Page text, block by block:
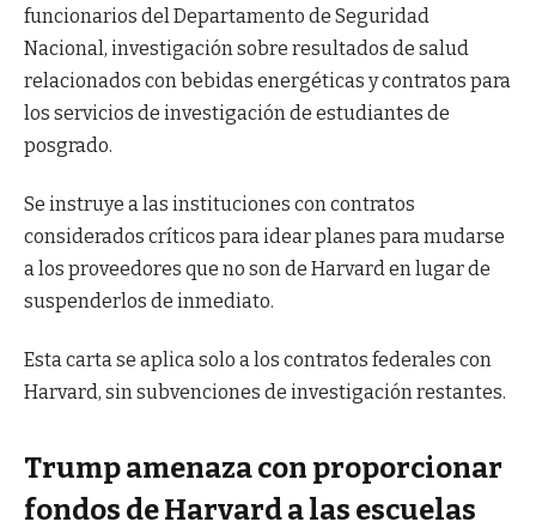
funcionarios del Departamento de Seguridad
Nacional, investigación sobre resultados de salud
relacionados con bebidas energéticas y contratos para
los servicios de investigación de estudiantes de
posgrado.
Se instruye a las instituciones con contratos
considerados críticos para idear planes para mudarse
a los proveedores que no son de Harvard en lugar de
suspenderlos de inmediato.
Esta carta se aplica solo a los contratos federales con
Harvard, sin subvenciones de investigación restantes.
Trump amenaza con proporcionar
fondos de Harvard a las escuelas